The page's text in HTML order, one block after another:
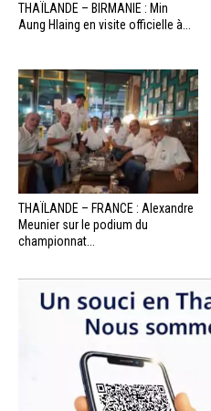
THAÏLANDE – BIRMANIE : Min
Aung Hlaing en visite officielle à...
THAÏLANDE – FRANCE : Alexandre
Meunier sur le podium du
championnat...